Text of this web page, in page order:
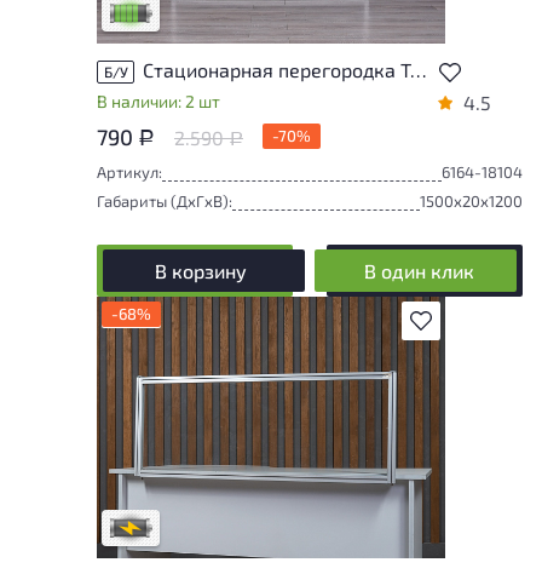
Низкая степень износа
Б/У Стационарная перегородка Ткань Серый Россия
В наличии: 2 шт 4.5
790 Р 2.590Р
-70%
Артикул:
6164-18104
Габариты (ДxГxВ):
1500x20x1200
В корзину В один клик
В избранное
-68%
Степень износа находится на стадии
проверки. Вы можете уточнить
дополнительную информацию у
сотрудников магазина
В обработке